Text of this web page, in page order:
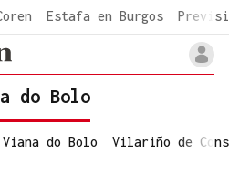
Estafa en Burgos
do Bolo
Viana do Bolo Vilariño de